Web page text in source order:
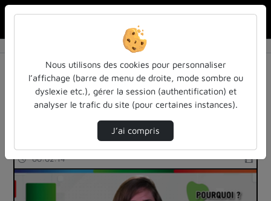
Résultats de la recherche
Filtres actifs (cliquer pour en retirer) :
federation
00:02:14
Nous utilisons des cookies pour personnaliser
l’affichage (barre de menu de droite, mode sombre ou
dyslexie etc.), gérer la session (authentification) et
analyser le trafic du site (pour certaines instances).
J’ai compris